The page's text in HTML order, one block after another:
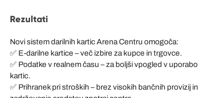
Rezultati
Novi sistem darilnih kartic Arena Centru omogoča:
✅ E-darilne kartice – več izbire za kupce in trgovce.
✅ Podatke v realnem času – za boljši vpogled v uporabo
kartic.
✅ Prihranek pri stroških – brez visokih bančnih provizij in